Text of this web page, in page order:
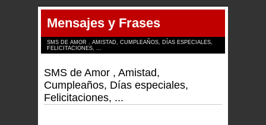
Mensajes y Frases
SMS DE AMOR , AMISTAD, CUMPLEAÑOS, DÍAS ESPECIALES,
FELICITACIONES, ...
SMS de Amor , Amistad,
Cumpleaños, Días especiales,
Felicitaciones, ...